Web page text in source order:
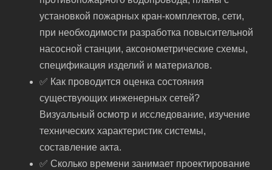
установкой пожарных кран-комплектов, сети,
при необходимости разработка повысительной
насосной станции, аксонометрические схемы,
спецификация изделий и материалов.
✅ Как проводится оценка состояния
существующих инженерных сетей?
Визуальный осмотр и исследование, изучение
технических характеристик системы,
составление акта.
✅ Сколько времени занимает проектирование